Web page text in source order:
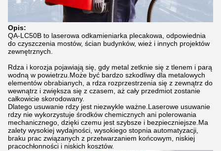
Opis:
QA-LC50B to laserowa odkamieniarka plecakowa, odpowiednia
do czyszczenia mostów, ścian budynków, wież i innych projektów
zewnętrznych.
Rdza i korozja pojawiają się, gdy metal zetknie się z tlenem i parą
wodną w powietrzu.Może być bardzo szkodliwy dla metalowych
elementów obrabianych, a rdza rozprzestrzenia się z zewnątrz do
wewnątrz i zwiększa się z czasem, aż cały przedmiot zostanie
całkowicie skorodowany.
Dlatego usuwanie rdzy jest niezwykle ważne.Laserowe usuwanie
rdzy nie wykorzystuje środków chemicznych ani polerowania
mechanicznego, dzięki czemu jest szybsze i bezpieczniejsze.Ma
zalety wysokiej wydajności, wysokiego stopnia automatyzacji,
braku prac związanych z przetwarzaniem końcowym, niskiej
pracochłonności i niskich kosztów.